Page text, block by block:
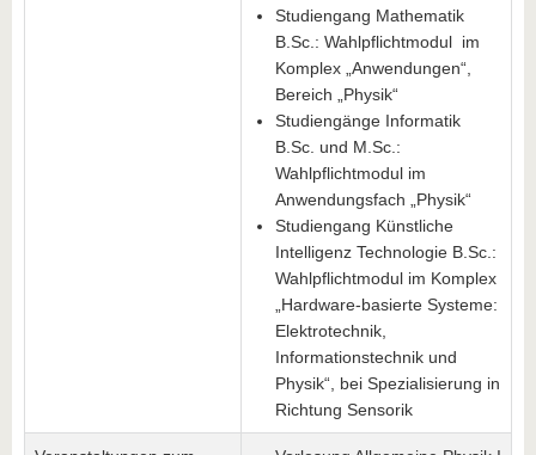
Studiengang Mathematik
B.Sc.: Wahlpflichtmodul im
Komplex „Anwendungen“,
Bereich „Physik“
Studiengänge Informatik
B.Sc. und M.Sc.:
Wahlpflichtmodul im
Anwendungsfach „Physik“
Studiengang Künstliche
Intelligenz Technologie B.Sc.:
Wahlpflichtmodul im Komplex
„Hardware-basierte Systeme:
Elektrotechnik,
Informationstechnik und
Physik“, bei Spezialisierung in
Richtung Sensorik